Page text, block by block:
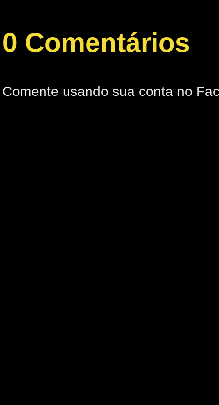
0 Comentários
Comente usando sua conta no